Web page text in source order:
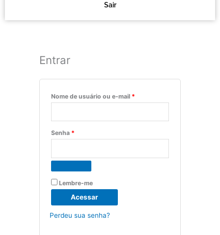
Sair
Entrar
Nome de usuário ou e-mail *
Senha *
Lembre-me
Acessar
Perdeu sua senha?